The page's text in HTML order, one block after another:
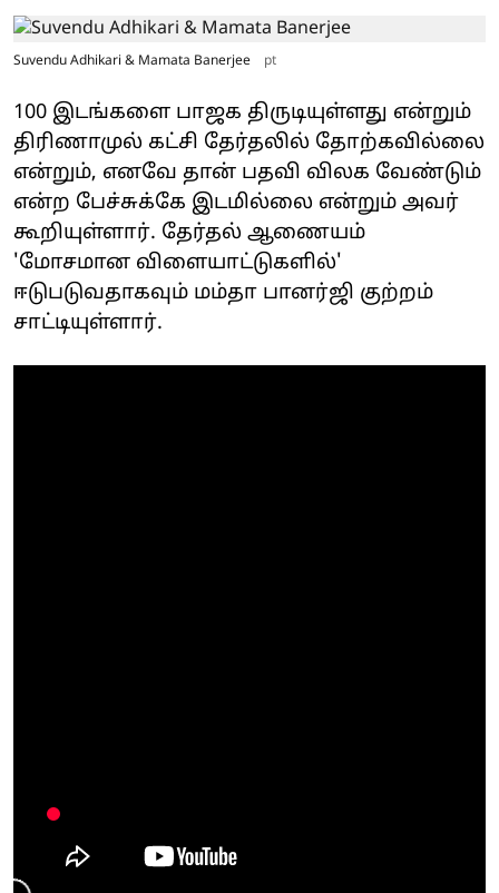
Suvendu Adhikari & Mamata Banerjee pt
100 இடங்களை பாஜக திருடியுள்ளது என்றும்
திரிணாமுல் கட்சி தேர்தலில் தோற்கவில்லை
என்றும், எனவே தான் பதவி விலக வேண்டும்
என்ற பேச்சுக்கே இடமில்லை என்றும் அவர்
கூறியுள்ளார். தேர்தல் ஆணையம்
'மோசமான விளையாட்டுகளில்'
ஈடுபடுவதாகவும் மம்தா பானர்ஜி குற்றம்
சாட்டியுள்ளார்.